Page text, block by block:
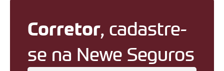
Corretor, cadastre-
se na Newe Seguros